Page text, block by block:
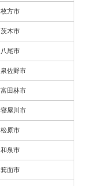
枚方市
茨木市
八尾市
泉佐野市
富田林市
寝屋川市
松原市
和泉市
箕面市